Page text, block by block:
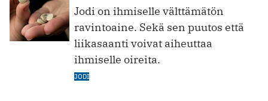
Jodi on ihmiselle välttämätön
ravintoaine. Sekä sen puutos että
liikasaanti voivat aiheuttaa
ihmiselle oireita.
JODI